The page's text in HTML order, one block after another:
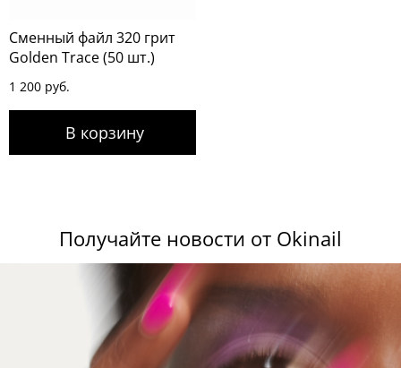
Сменный файл 320 грит
Golden Trace (50 шт.)
1 200 руб.
Получайте новости от Okinail